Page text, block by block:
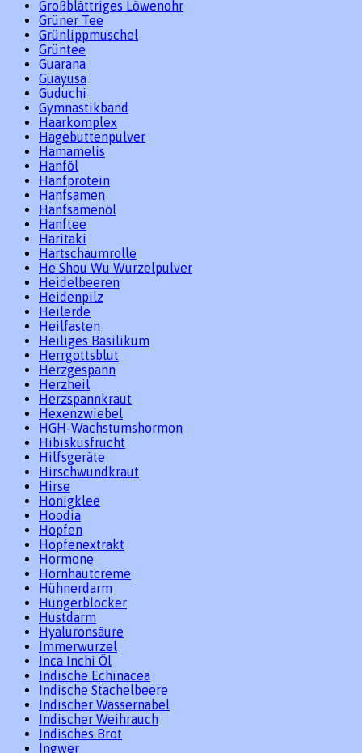
Großblättriges Löwenohr
Grüner Tee
Grünlippmuschel
Grüntee
Guarana
Guayusa
Guduchi
Gymnastikband
Haarkomplex
Hagebuttenpulver
Hamamelis
Hanföl
Hanfprotein
Hanfsamen
Hanfsamenöl
Hanftee
Haritaki
Hartschaumrolle
He Shou Wu Wurzelpulver
Heidelbeeren
Heidenpilz
Heilerde
Heilfasten
Heiliges Basilikum
Herrgottsblut
Herzgespann
Herzheil
Herzspannkraut
Hexenzwiebel
HGH-Wachstumshormon
Hibiskusfrucht
Hilfsgeräte
Hirschwundkraut
Hirse
Honigklee
Hoodia
Hopfen
Hopfenextrakt
Hormone
Hornhautcreme
Hühnerdarm
Hungerblocker
Hustdarm
Hyaluronsäure
Immerwurzel
Inca Inchi Öl
Indische Echinacea
Indische Stachelbeere
Indischer Wassernabel
Indischer Weihrauch
Indisches Brot
Ingwer